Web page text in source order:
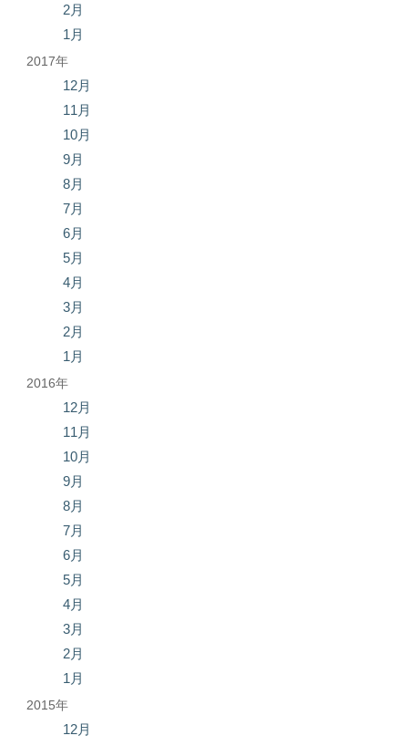
2月
1月
2017年
12月
11月
10月
9月
8月
7月
6月
5月
4月
3月
2月
1月
2016年
12月
11月
10月
9月
8月
7月
6月
5月
4月
3月
2月
1月
2015年
12月